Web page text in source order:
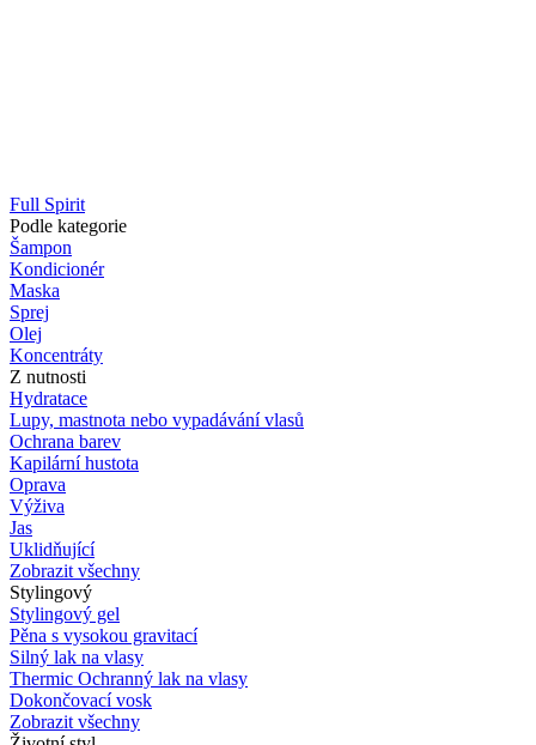
Full Spirit
Podle kategorie
Šampon
Kondicionér
Maska
Sprej
Olej
Koncentráty
Z nutnosti
Hydratace
Lupy, mastnota nebo vypadávání vlasů
Ochrana barev
Kapilární hustota
Oprava
Výživa
Jas
Uklidňující
Zobrazit všechny
Stylingový
Stylingový gel
Pěna s vysokou gravitací
Silný lak na vlasy
Thermic Ochranný lak na vlasy
Dokončovací vosk
Zobrazit všechny